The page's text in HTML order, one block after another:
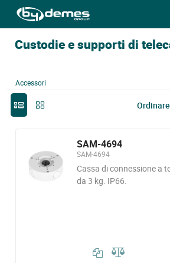
Custodie e supporti di
Accessori
SAM-4694
SAM-4694
Cassa di connessione a
da 3 kg. IP66.